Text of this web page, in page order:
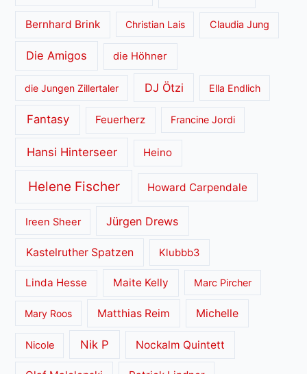
Bernhard Brink Christian Lais Claudia Jung
Die Amigos die Höhner
die Jungen Zillertaler DJ Ötzi Ella Endlich
Fantasy Feuerherz Francine Jordi
Hansi Hinterseer Heino
Helene Fischer Howard Carpendale
Ireen Sheer Jürgen Drews
Kastelruther Spatzen Klubbb3
Linda Hesse Maite Kelly Marc Pircher
Mary Roos Matthias Reim Michelle
Nicole Nik P Nockalm Quintett